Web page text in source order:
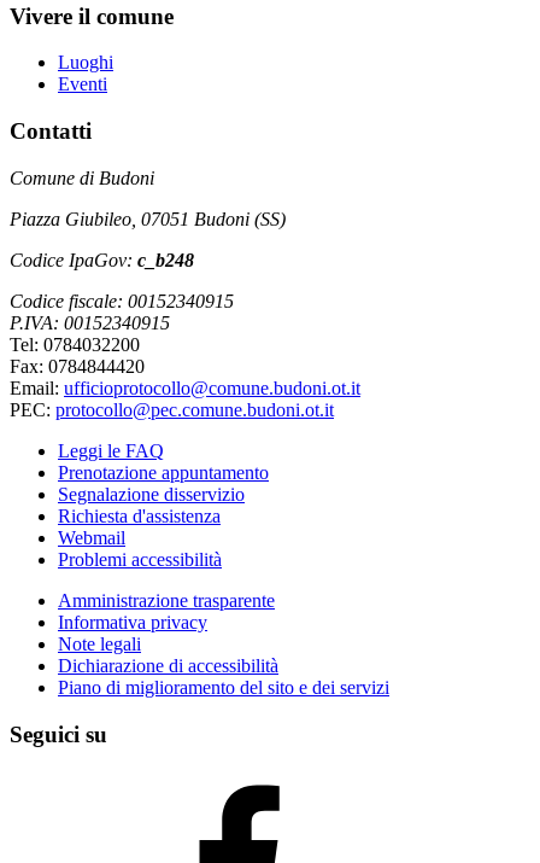
Vivere il comune
Luoghi
Eventi
Contatti
Comune di Budoni
Piazza Giubileo, 07051 Budoni (SS)
Codice IpaGov: c_b248
Codice fiscale: 00152340915
P.IVA: 00152340915
Tel: 0784032200
Fax: 0784844420
Email: ufficioprotocollo@comune.budoni.ot.it
PEC: protocollo@pec.comune.budoni.ot.it
Leggi le FAQ
Prenotazione appuntamento
Segnalazione disservizio
Richiesta d'assistenza
Webmail
Problemi accessibilità
Amministrazione trasparente
Informativa privacy
Note legali
Dichiarazione di accessibilità
Piano di miglioramento del sito e dei servizi
Seguici su